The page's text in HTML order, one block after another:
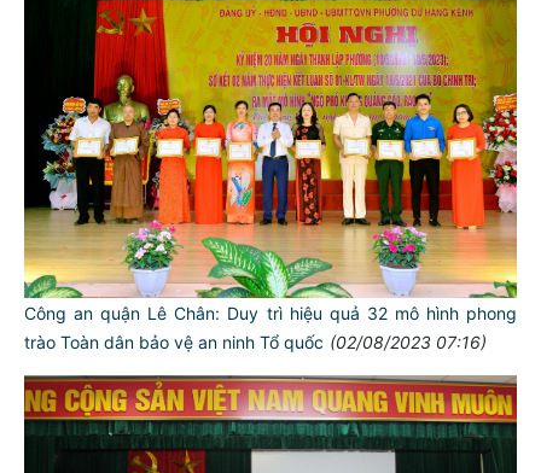
Công an quận Lê Chân: Duy trì hiệu quả 32 mô hình phong
trào Toàn dân bảo vệ an ninh Tổ quốc (02/08/2023 07:16)